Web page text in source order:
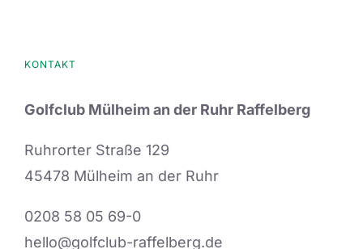
KONTAKT
Golfclub Mülheim an der Ruhr Raffelberg
Ruhrorter Straße 129
45478 Mülheim an der Ruhr
0208 58 05 69-0
hello@golfclub-raffelberg.de